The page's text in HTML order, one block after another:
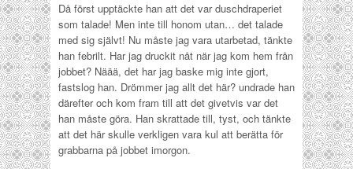
Då först upptäckte han att det var duschdraperiet
som talade! Men inte till honom utan… det talade
med sig självt! Nu måste jag vara utarbetad, tänkte
han febrilt. Har jag druckit nåt när jag kom hem från
jobbet? Näää, det har jag baske mig inte gjort,
fastslog han. Drömmer jag allt det här? undrade han
därefter och kom fram till att det givetvis var det
han måste göra. Han skrattade till, tyst, och tänkte
att det här skulle verkligen vara kul att berätta för
grabbarna på jobbet imorgon.